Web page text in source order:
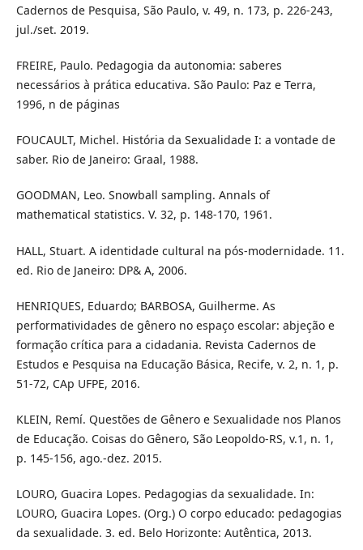
Cadernos de Pesquisa, São Paulo, v. 49, n. 173, p. 226-243,
jul./set. 2019.
FREIRE, Paulo. Pedagogia da autonomia: saberes
necessários à prática educativa. São Paulo: Paz e Terra,
1996, n de páginas
FOUCAULT, Michel. História da Sexualidade I: a vontade de
saber. Rio de Janeiro: Graal, 1988.
GOODMAN, Leo. Snowball sampling. Annals of
mathematical statistics. V. 32, p. 148-170, 1961.
HALL, Stuart. A identidade cultural na pós-modernidade. 11.
ed. Rio de Janeiro: DP& A, 2006.
HENRIQUES, Eduardo; BARBOSA, Guilherme. As
performatividades de gênero no espaço escolar: abjeção e
formação crítica para a cidadania. Revista Cadernos de
Estudos e Pesquisa na Educação Básica, Recife, v. 2, n. 1, p.
51-72, CAp UFPE, 2016.
KLEIN, Remí. Questões de Gênero e Sexualidade nos Planos
de Educação. Coisas do Gênero, São Leopoldo-RS, v.1, n. 1,
p. 145-156, ago.-dez. 2015.
LOURO, Guacira Lopes. Pedagogias da sexualidade. In:
LOURO, Guacira Lopes. (Org.) O corpo educado: pedagogias
da sexualidade. 3. ed. Belo Horizonte: Autêntica, 2013.